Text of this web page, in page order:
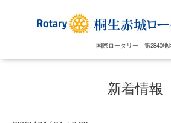
国際ロータリー 第2840地
新着情報